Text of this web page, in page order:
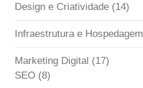
Design e Criatividade (14)
Infraestrutura e Hospedagem
Marketing Digital (17)
SEO (8)